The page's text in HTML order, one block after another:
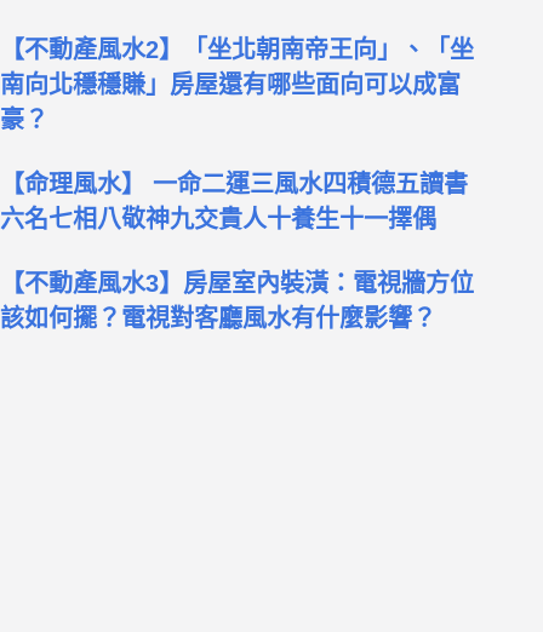
【不動產風水2】「坐北朝南帝王向」、「坐
南向北穩穩賺」房屋還有哪些面向可以成富
豪？
【命理風水】 一命二運三風水四積德五讀書
六名七相八敬神九交貴人十養生十一擇偶
【不動產風水3】房屋室內裝潢：電視牆方位
該如何擺？電視對客廳風水有什麼影響？